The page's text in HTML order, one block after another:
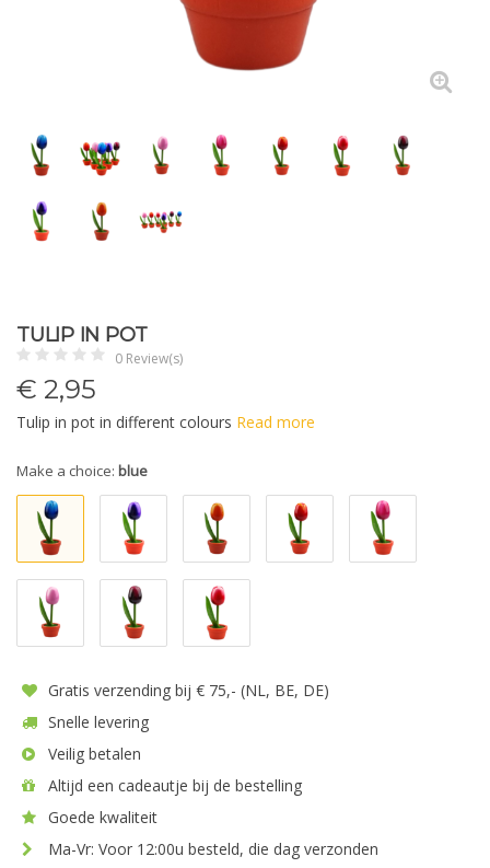
TULIP IN POT
0 Review(s)
€ 2,95
Tulip in pot in different colours Read more
Make a choice: blue
Gratis verzending bij € 75,- (NL, BE, DE)
Snelle levering
Veilig betalen
Altijd een cadeautje bij de bestelling
Goede kwaliteit
Ma-Vr: Voor 12:00u besteld, die dag verzonden